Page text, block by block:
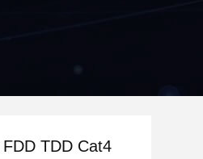
FDD TDD Cat4